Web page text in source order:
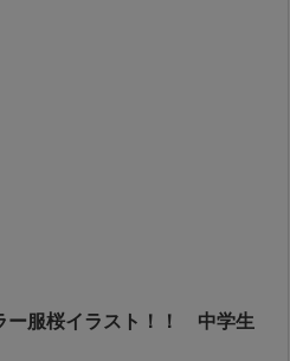
ー服桜イラスト！！ 中学生